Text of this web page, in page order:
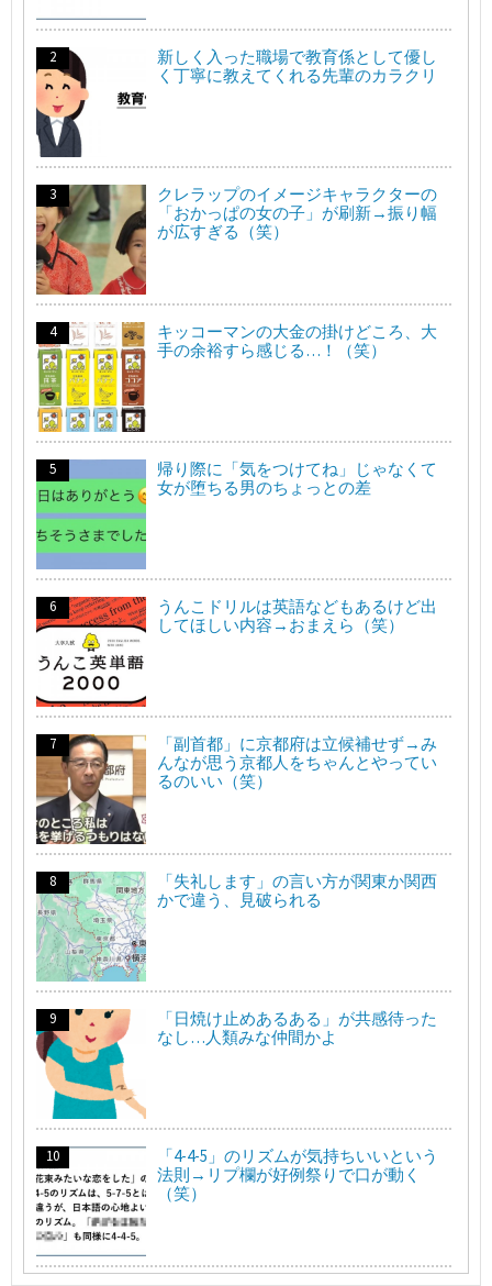
新しく入った職場で教育係として優し
く丁寧に教えてくれる先輩のカラクリ
クレラップのイメージキャラクターの
「おかっぱの女の子」が刷新→振り幅
が広すぎる（笑）
キッコーマンの大金の掛けどころ、大
手の余裕すら感じる…！（笑）
帰り際に「気をつけてね」じゃなくて
女が堕ちる男のちょっとの差
うんこドリルは英語などもあるけど出
してほしい内容→おまえら（笑）
「副首都」に京都府は立候補せず→み
んなが思う京都人をちゃんとやってい
るのいい（笑）
「失礼します」の言い方が関東か関西
かで違う、見破られる
「日焼け止めあるある」が共感待った
なし…人類みな仲間かよ
「4-4-5」のリズムが気持ちいいという
法則→リプ欄が好例祭りで口が動く
（笑）